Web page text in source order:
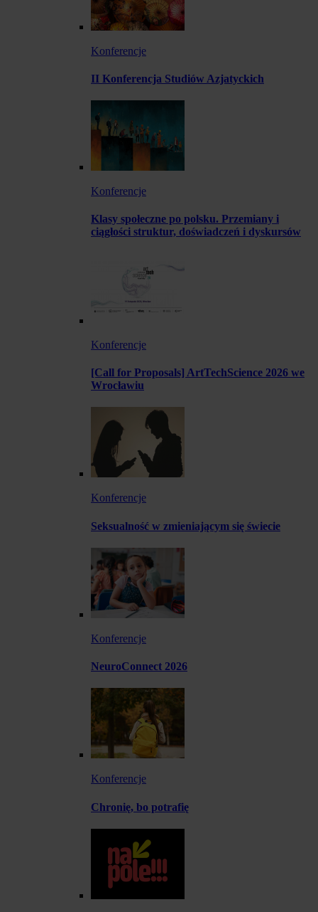
Konferencje
II Konferencja Studiów Azjatyckich
Konferencje
Klasy społeczne po polsku. Przemiany i
ciągłości struktur, doświadczeń i dyskursów
Konferencje
[Call for Proposals] ArtTechScience 2026 we
Wrocławiu
Konferencje
Seksualność w zmieniającym się świecie
Konferencje
NeuroConnect 2026
Konferencje
Chronię, bo potrafię